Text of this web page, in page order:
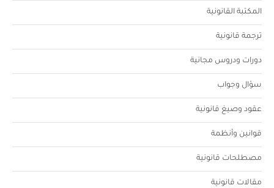
المكتبة القانونية
ترجمة قانونية
دورات ودروس مجانية
سؤال وجواب
عقود وصيغ قانونية
قوانين وأنظمة
مصطلحات قانونية
مقالات قانونية